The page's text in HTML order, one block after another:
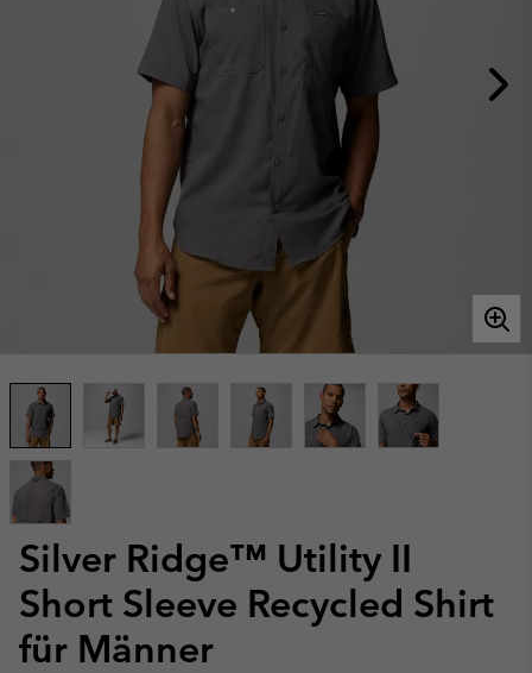
Silver Ridge™ Utility II
Short Sleeve Recycled Shirt
für Männer